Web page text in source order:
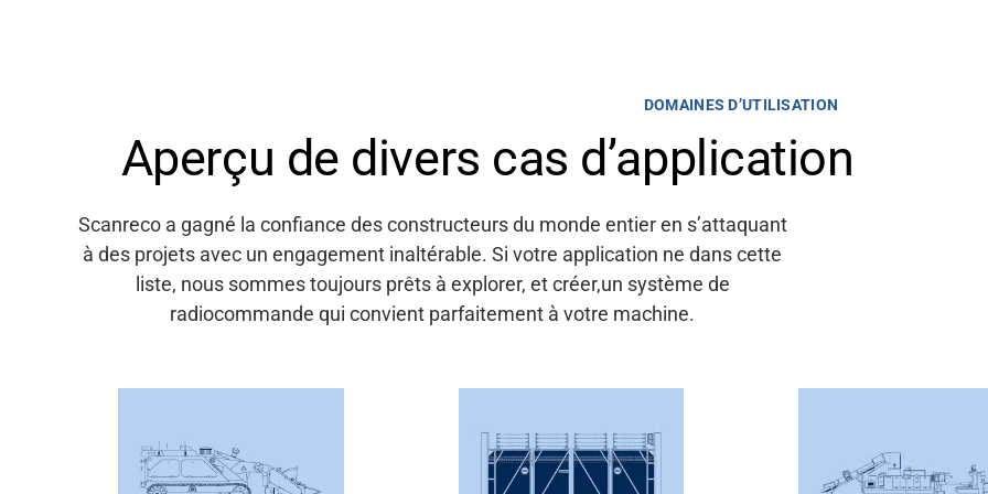
DOMAINES D’UTILISATION
Aperçu de divers cas d’application
Scanrecoa gagné la confiance des constructeurs du monde entier en s’attaquant
à des projets avec un engagement inaltérable. Si votre application ne dans cette
liste, nous sommestoujours prêts à explorer, etcréer,un système de
radiocommande qui convient parfaitement à votre machine.